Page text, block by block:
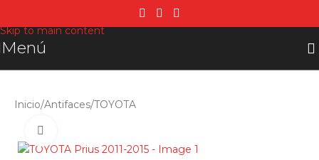
Skip to main content
Menú
Inicio/Antifaces/TOYOTA